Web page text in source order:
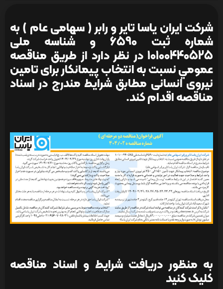
شرکت ایران یاسا تایر و رابر ( سهامی عام ) به
شماره ثبت 6590 و شناسه ملی
10100440525 در نظر دارد از طريق مناقصه
عمومي نسبت به انتخاب پیمانکار برای تامین
نیروی انسانی مطابق شرایط مندرج در اسناد
مناقصه اقدام کند.
به منظور دریافت شرایط و اسناد مناقصه
کلیک کنید